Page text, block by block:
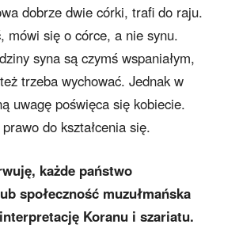
dobrze dwie córki, trafi do raju.
mówi się o córce, a nie synu.
syna są czymś wspaniałym,
trzeba wychować. Jednak w
uwagę poświęca się kobiecie.
do kształcenia się.
każde państwo
społeczność muzułmańska
Koranu i szariatu.